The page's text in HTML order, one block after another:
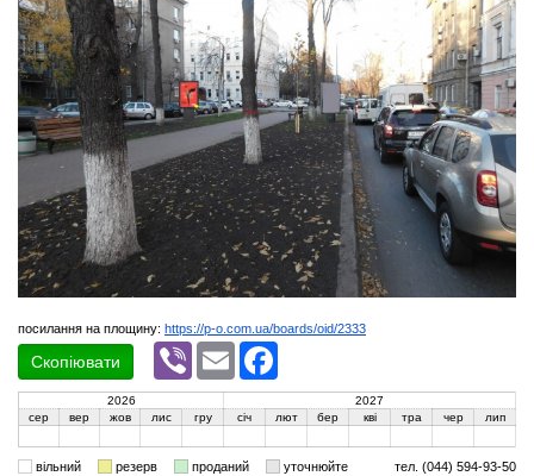
посилання на площину: https://p-o.com.ua/boards/oid/2333
Скопіювати
Viber Email
2026
2027
сер
вер жов лис гру січ лют бер кві тра чер лип
вільний резерв проданий уточнюйте
тел. (044) 594-93-50